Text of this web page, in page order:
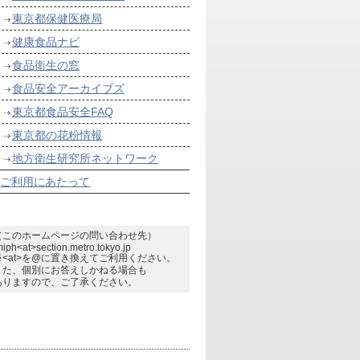
東京都保健医療局
健康食品ナビ
食品衛生の窓
食品安全アーカイブズ
東京都食品安全FAQ
東京都の花粉情報
地方衛生研究所ネットワーク
ご利用にあたって
このホームページの問い合わせ先）
を@に置き換えてご利用ください。
た、個別にお答えしかねる場合も
りますので、ご了承ください。